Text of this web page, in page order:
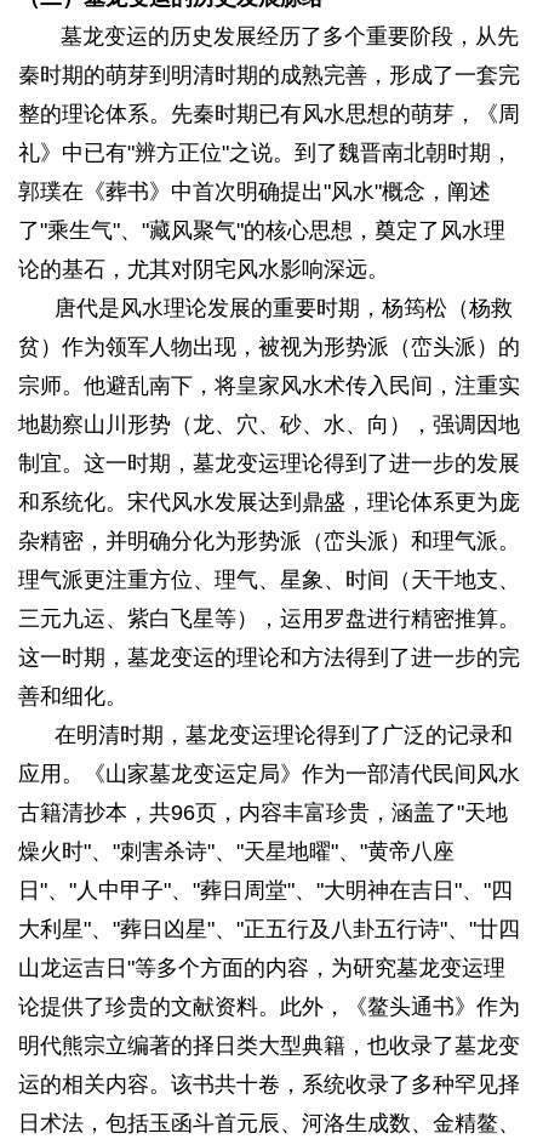
墓龙变运的历史发展经历了多个重要阶段，从先
秦时期的萌芽到明清时期的成熟完善，形成了一套完
整的理论体系。先秦时期已有风水思想的萌芽，《周
礼》中已有"辨方正位"之说。到了魏晋南北朝时期，
郭璞在《葬书》中首次明确提出"风水"概念，阐述
了"乘生气"、"藏风聚气"的核心思想，奠定了风水理
论的基石，尤其对阴宅风水影响深远。
唐代是风水理论发展的重要时期，杨筠松（杨救
贫）作为领军人物出现，被视为形势派（峦头派）的
宗师。他避乱南下，将皇家风水术传入民间，注重实
地勘察山川形势（龙、穴、砂、水、向），强调因地
制宜。这一时期，墓龙变运理论得到了进一步的发展
和系统化。宋代风水发展达到鼎盛，理论体系更为庞
杂精密，并明确分化为形势派（峦头派）和理气派。
理气派更注重方位、理气、星象、时间（天干地支、
三元九运、紫白飞星等），运用罗盘进行精密推算。
这一时期，墓龙变运的理论和方法得到了进一步的完
善和细化。
在明清时期，墓龙变运理论得到了广泛的记录和
应用。《山家墓龙变运定局》作为一部清代民间风水
古籍清抄本，共96页，内容丰富珍贵，涵盖了"天地
燥火时"、"刺害杀诗"、"天星地曜"、"黄帝八座
日"、"人中甲子"、"葬日周堂"、"大明神在吉日"、"四
大利星"、"葬日凶星"、"正五行及八卦五行诗"、"廿四
山龙运吉日"等多个方面的内容，为研究墓龙变运理
论提供了珍贵的文献资料。此外，《鳌头通书》作为
明代熊宗立编著的择日类大型典籍，也收录了墓龙变
运的相关内容。该书共十卷，系统收录了多种罕见择
日术法，包括玉函斗首元辰、河洛生成数、金精鳌、